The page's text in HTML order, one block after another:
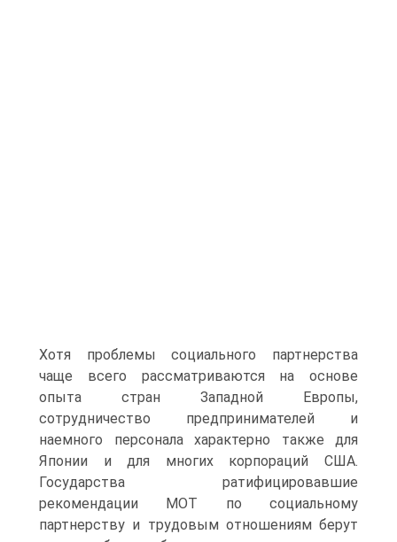
Хотя проблемы социального партнерства
чаще всего рассматриваются на основе
опыта стран Западной Европы,
сотрудничество предпринимателей и
наемного персонала характерно также для
Японии и для многих корпораций США.
Государства ратифицировавшие
рекомендации МОТ по социальному
партнерству и трудовым отношениям берут